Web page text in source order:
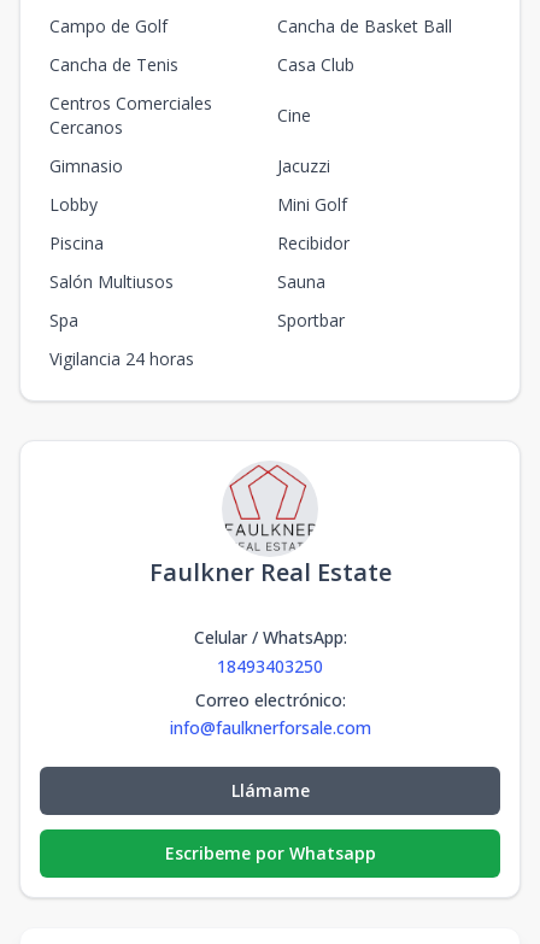
Campo de Golf
Cancha de Basket Ball
Cancha de Tenis
Casa Club
Centros Comerciales
Cercanos
Cine
Gimnasio
Jacuzzi
Lobby
Mini Golf
Piscina
Recibidor
Salón Multiusos
Sauna
Spa
Sportbar
Vigilancia 24 horas
Faulkner Real Estate
Celular / WhatsApp:
18493403250
Correo electrónico:
info@faulknerforsale.com
Llámame
Escribeme por Whatsapp